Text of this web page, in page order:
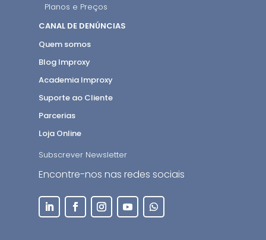
Planos e Preços
CANAL DE DENÚNCIAS
Quem somos
Blog Improxy
Academia Improxy
Suporte ao Cliente
Parcerias
Loja Online
Subscrever Newsletter
Encontre-nos nas redes sociais